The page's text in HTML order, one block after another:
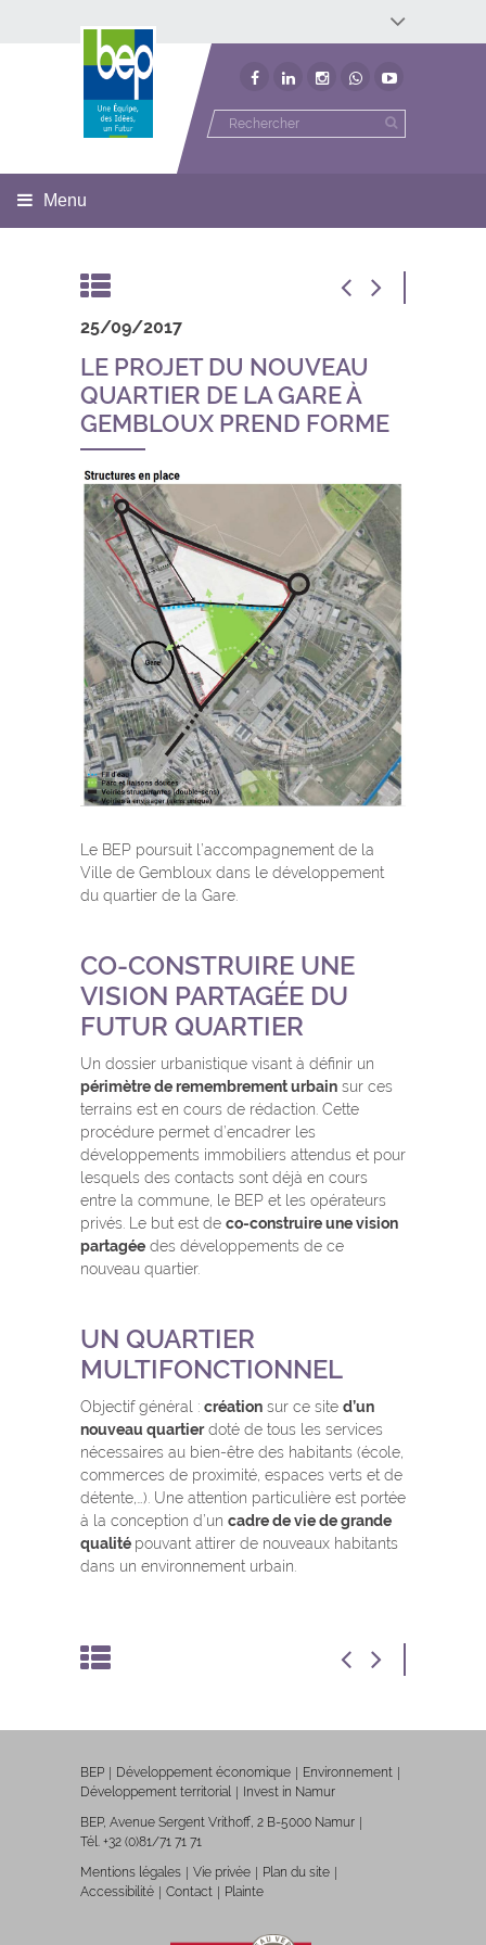
Développement économique
Développement territorial
Menu
25/09/2017
LE PROJET DU NOUVEAU
QUARTIER DE LA GARE À
GEMBLOUX PREND FORME
Le BEP poursuit l’accompagnement de la
Ville de Gembloux dans le développement
du quartier de la Gare.
CO-CONSTRUIRE UNE
VISION PARTAGÉE DU
FUTUR QUARTIER
Un dossier urbanistique visant à définir un
périmètre de remembrement urbain sur ces
terrains est en cours de rédaction. Cette
procédure permet d’encadrer les
développements immobiliers attendus et pour
lesquels des contacts sont déjà en cours
entre la commune, le BEP et les opérateurs
privés. Le but est de co-construire une vision
partagée des développements de ce
nouveau quartier.
UN QUARTIER
MULTIFONCTIONNEL
Objectif général : création sur ce site d’un
nouveau quartierdoté de tous les services
nécessaires au bien-être des habitants (école,
commerces de proximité, espaces verts et de
détente,…). Une attention particulière est portée
à la conception d’un cadre de vie de grande
qualité pouvant attirer de nouveaux habitants
dans un environnement urbain.
BEP Développement économique
Environnement
Développement territorial
Invest in Namur
BEP, Avenue Sergent Vrithoff, 2 B-5000 Namur
Tél. +32 (0)81/71 71 71
Mentions légales
Vie privée
Plan du site
Accessibilité
Contact Plainte